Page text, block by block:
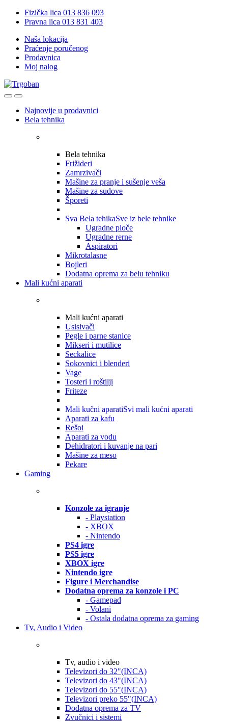
Skip
Skip
Fizička lica 013 836 093
Pravna lica 013 831 403
Naša lokacija
Praćenje poručenog
Prodavnica
Moj nalog
OpenClose
Najnovije u prodavnici
Bela tehnika
Bela tehnika
Frižideri
Zamrzivači
Mašine za pranje i sušenje veša
Mašine za sudove
Šporeti
Sva Bela tehikaSve iz bele tehnike
Ugradne ploče
Ugradne rerne
Aspiratori
Mikrotalasne
Bojleri
Dodatna oprema za belu tehniku
Mali kućni aparati
Mali kućni aparati
Usisivači
Pegle i parne stanice
Mikseri i mutilice
Seckalice
Sokovnici i blenderi
Vage
Tosteri i roštilji
Friteze
Mali kučni aparatiSvi mali kućni aparati
Aparati za kafu
Rešoi
Aparati za vodu
Dehidratori i kuvanje na pari
Mašine za meso
Pekare
Gaming
Konzole za igranje
- Playstation
- XBOX
- Nintendo
PS4 igre
PS5 igre
XBOX igre
Nintendo igre
Figure i Merchandise
Dodatna oprema za konzole i PC
- Gamepad
- Volani
- Ostala dodatna oprema za gaming
Tv, Audio i Video
Tv, audio i video
Televizori do 32"(INCA)
Televizori do 43"(INCA)
Televizori do 55"(INCA)
Televizori preko 55"(INCA)
Dodatna oprema za TV
Zvučnici i sistemi